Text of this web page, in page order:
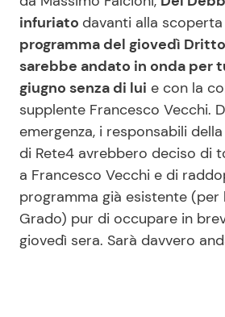
infuriato davanti alla
programma del giovedì
sarebbe andato in onda per
giugno senza di lui e con la
supplente Francesco Vecchi.
emergenza, i responsabili
di Rete4 avrebbero deciso di
a Francesco Vecchi e di
programma già esistente (per
Grado) pur di occupare in
giovedì sera. Sarà davvero